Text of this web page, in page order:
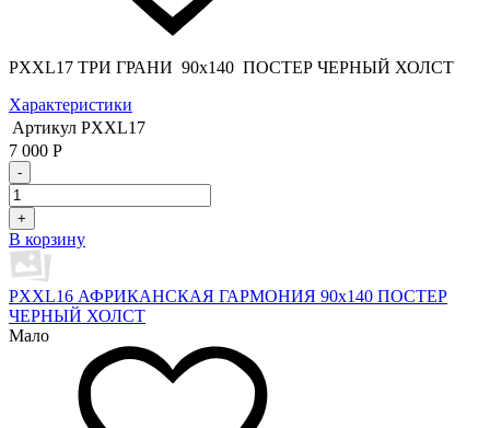
PXXL17 ТРИ ГРАНИ 90x140 ПОСТЕР ЧЕРНЫЙ ХОЛСТ
Характеристики
Артикул PXXL17
7 000 Р
-
+
В корзину
PXXL16 АФРИКАНСКАЯ ГАРМОНИЯ 90x140 ПОСТЕР
ЧЕРНЫЙ ХОЛСТ
Мало